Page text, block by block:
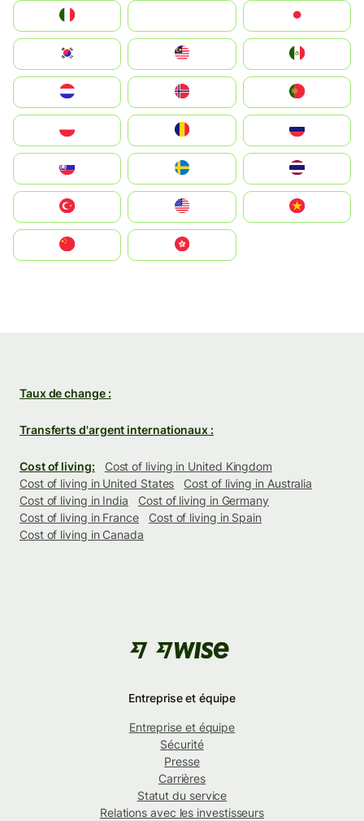
South Korea
United States
中國香港特別行政區
Taux de change :
Transferts d'argent internationaux :
Cost of living:
Cost of living in United Kingdom
Cost of living in United States
Cost of living in Australia
Cost of living in India
Cost of living in Germany
Cost of living in France
Cost of living in Spain
Cost of living in Canada
Entreprise et équipe
Entreprise et équipe
Sécurité
Presse
Carrières
Statut du service
Relations avec les investisseurs